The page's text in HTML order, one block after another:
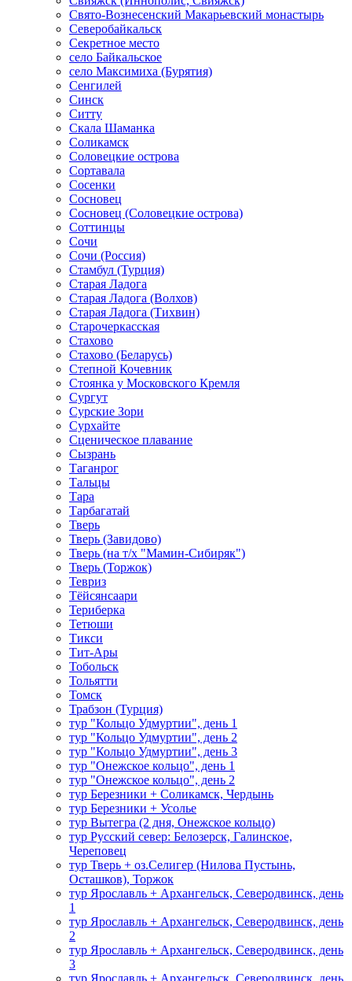
Свято-Вознесенский Макарьевский монастырь
Северобайкальск
Секретное место
село Байкальское
село Максимиха (Бурятия)
Сенгилей
Синск
Ситту
Скала Шаманка
Соликамск
Соловецкие острова
Сортавала
Сосенки
Сосновец
Сосновец (Соловецкие острова)
Соттинцы
Сочи
Сочи (Россия)
Стамбул (Турция)
Старая Ладога
Старая Ладога (Волхов)
Старая Ладога (Тихвин)
Старочеркасская
Стахово
Стахово (Беларусь)
Степной Кочевник
Стоянка у Московского Кремля
Сургут
Сурские Зори
Сурхайте
Сценическое плавание
Сызрань
Таганрог
Тальцы
Тара
Тарбагатай
Тверь
Тверь (Завидово)
Тверь (на т/х "Мамин-Сибиряк")
Тверь (Торжок)
Тевриз
Тёйсянсаари
Териберка
Тетюши
Тикси
Тит-Ары
Тобольск
Тольятти
Томск
Трабзон (Турция)
тур "Кольцо Удмуртии", день 1
тур "Кольцо Удмуртии", день 2
тур "Кольцо Удмуртии", день 3
тур "Онежское кольцо", день 1
тур "Онежское кольцо", день 2
тур Березники + Соликамск, Чердынь
тур Березники + Усолье
тур Вытегра (2 дня, Онежское кольцо)
тур Русский север: Белозерск, Галинское,
Череповец
тур Тверь + оз.Селигер (Нилова Пустынь,
Осташков), Торжок
тур Ярославль + Архангельск, Северодвинск, день
1
тур Ярославль + Архангельск, Северодвинск, день
2
тур Ярославль + Архангельск, Северодвинск, день
3
тур Ярославль + Архангельск, Северодвинск, день